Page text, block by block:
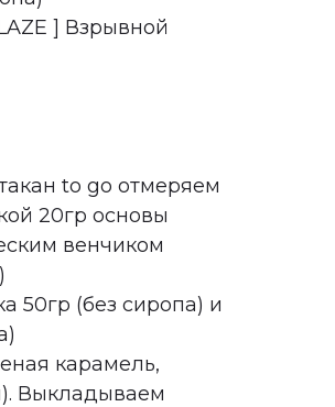
] Взрывной
to go отмеряем
20гр основы
венчиком
50гр (без сиропа) и
карамель,
Выкладываем